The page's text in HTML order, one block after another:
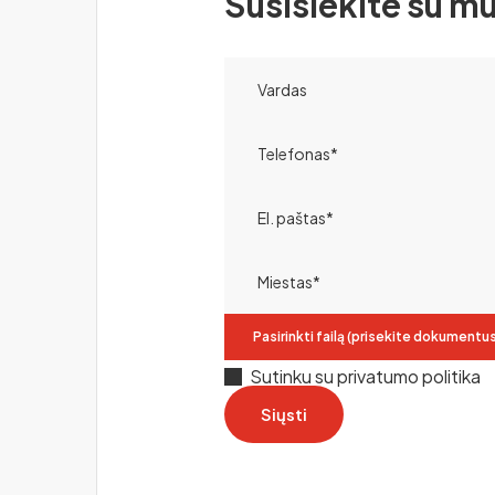
Pasirinkti failą (prisekite
Sutinku su privatumo politika
Siųsti